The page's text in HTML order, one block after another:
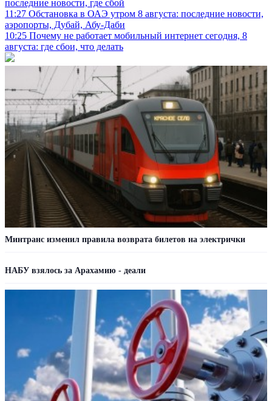
последние новости, где сбой
11:27 Обстановка в ОАЭ утром 8 августа: последние новости,
аэропорты, Дубай, Абу-Даби
10:25 Почему не работает мобильный интернет сегодня, 8
августа: где сбои, что делать
Минтранс изменил правила возврата билетов на электрички
НАБУ взялось за Арахамию - деали